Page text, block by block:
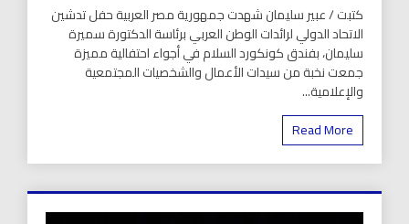
كتبت / عبير سليمان شهدت جمهورية مصر العربية حفل تدشين
الاتحاد الدولي لرائدات الوطن العربي برئاسة الدكتورة سميرة
سليمان، بفندق كونكورد السلام في أجواء احتفالية مميزة
جمعت نخبة من سيدات الأعمال والشخصيات المجتمعية
والإعلامية...
Read More